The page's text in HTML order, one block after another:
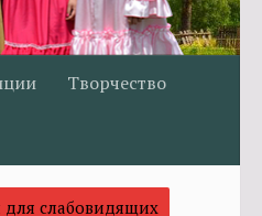
Творчество
слабовидящих